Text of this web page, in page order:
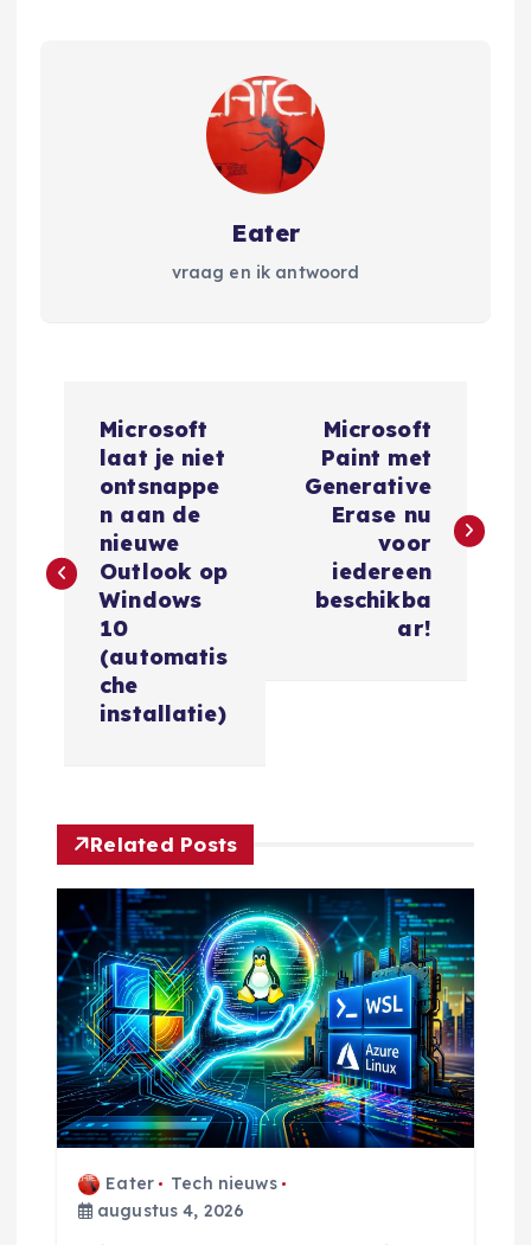
Eater
vraag en ik antwoord
i
n
a
v
g
a
t
Microsoft
laat je niet
ontsnappe
n aan de
nieuwe
Outlook op
Windows
10
(automatis
che
installatie)
Microsoft
Paint met
Generative
Erase nu
voor
iedereen
beschikba
ar!
Related Posts
Eater
Tech nieuws
augustus 4, 2026